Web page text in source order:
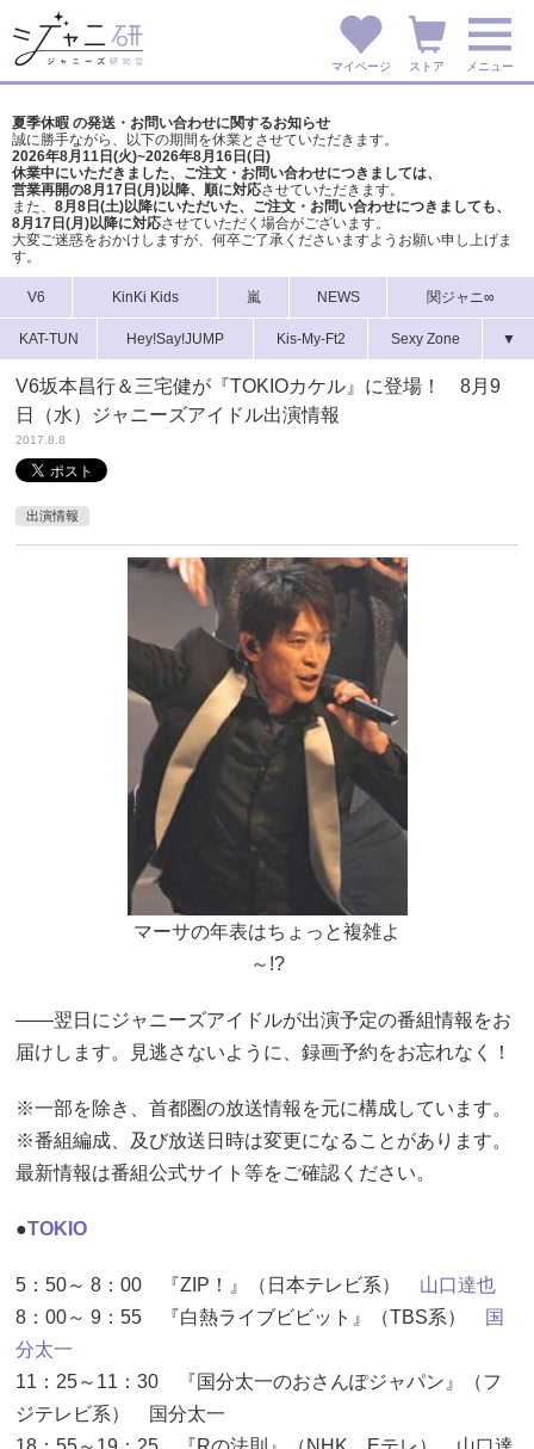
マイページ ストア メニュー
夏季休暇 の発送・お問い合わせに関するお知らせ
誠に勝手ながら、以下の期間を休業とさせていただきます。
2026年8月11日(火)~2026年8月16日(日)
休業中にいただきました、ご注文・お問い合わせにつきましては、
営業再開の8月17日(月)以降、順に対応させていただきます。
また、 8月8日(土)以降にいただいた、ご注文・ お問い合わせにつきましても、
8月17日(月)以降に対応させていただく場合がございます。
大変ご迷惑をおかけしますが、 何卒ご了承くださいますようお願い申し上げま
す。
V6 KinKi Kids 嵐 NEWS 関ジャニ∞
KAT-TUN Hey!Say!JUMP Kis-My-Ft2 Sexy Zone ▼
V6坂本昌行＆三宅健が『TOKIOカケル』に登場！ 8月9
日（水）ジャニーズアイドル出演情報
2017.8.8
出演情報
マーサの年表はちょっと複雑よ
～!?
――翌日にジャニーズアイドルが出演予定の番組情報をお
届けします。見逃さないように、録画予約をお忘れなく！
※一部を除き、首都圏の放送情報を元に構成しています。
※番組編成、及び放送日時は変更になることがあります。
最新情報は番組公式サイト等をご確認ください。
●TOKIO
5：50～ 8：00 『ZIP！』（日本テレビ系） 山口達也
8：00～ 9：55 『白熱ライブビビット』（TBS系）
国
分太一
11：25～11：30 『国分太一のおさんぽジャパン』（フ
ジテレビ系） 国分太一